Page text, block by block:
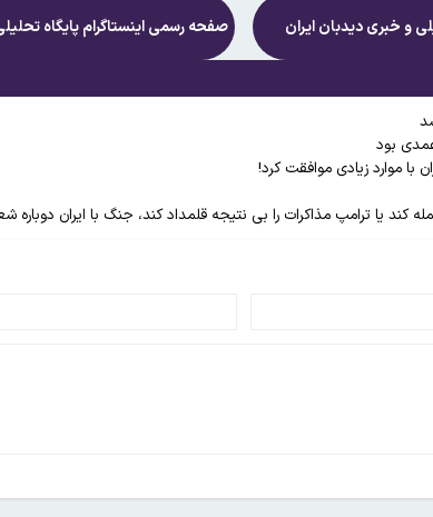
و خبریدیدبان ایران صفحه رسمی اینستاگرام پایگاه
بود
با موارد زیادی موافقت کرد!
کند یا ترامپ مذاکرات را بی نتیجه قلمداد کند، جنگ با ایران